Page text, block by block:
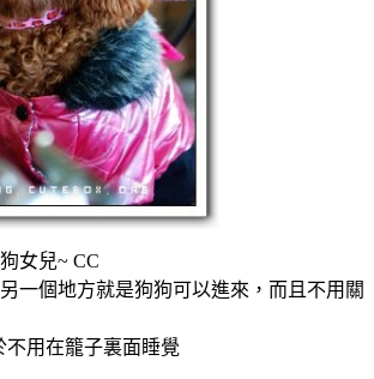
女兒~ CC
一個地方就是狗狗可以進來，而且不用關
不用在籠子裏面睡覺